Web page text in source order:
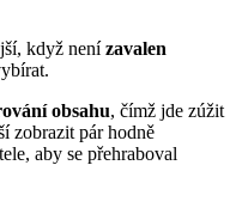
když nenízavalen
obsahu, čímž jde zúžit
zobrazit pár hodně
aby se přehraboval